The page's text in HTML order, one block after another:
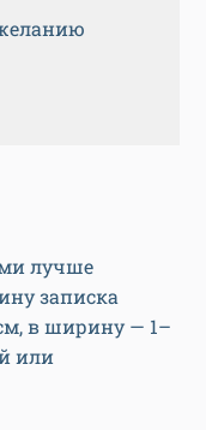
лучше
записка
в ширину — 1–
или